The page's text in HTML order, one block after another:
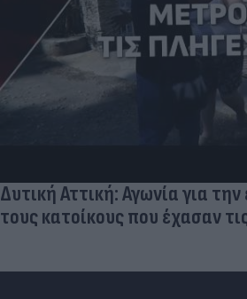
Δυτική Αττική: Αγωνία για
τους κατοίκους που έχασαν